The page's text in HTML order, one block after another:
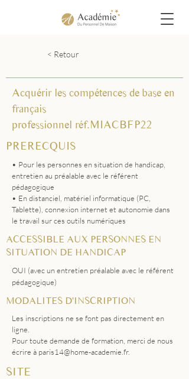
< Retour
Acquérir les compétences de base en
français
professionnel réf.MIACBFP22
PRERECQUIS
• Pour les personnes en situation de handicap,
entretien au préalable avec le référent
pédagogique
• En distanciel, matériel informatique (PC,
Tablette), connexion internet et autonomie dans
le travail sur ces outils numériques
ACCESSIBLE AUX PERSONNES EN
SITUATION DE HANDICAP
OUI (avec un entretien préalable avec le référent
pédagogique)
MODALITES D'INSCRIPTION
Les inscriptions ne se font pas directement en
ligne.
Pour toute demande de formation, merci de nous
écrire à paris14@home-academie.fr.
SITE